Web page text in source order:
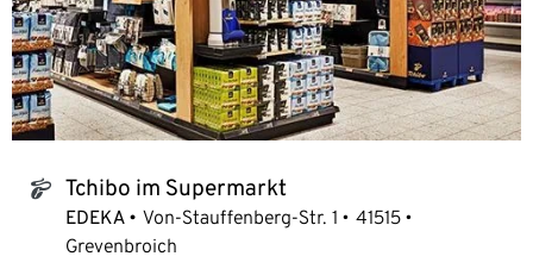
tchibo_logo Tchibo im Supermarkt
EDEKA Von-Stauffenberg-Str. 1
41515
Grevenbroich